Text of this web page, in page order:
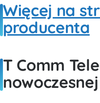
Więcej na
producenta
T Comm